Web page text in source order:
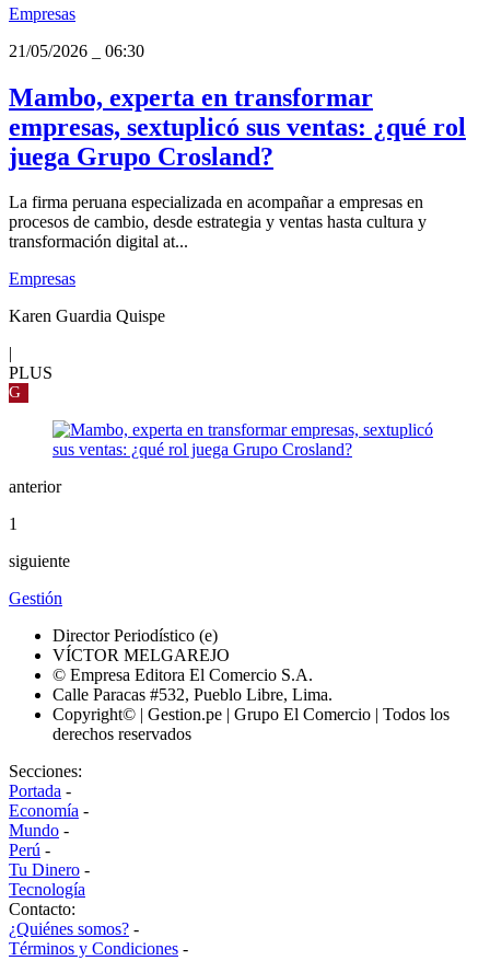
Empresas
21/05/2026
06:30
Mambo, experta en transformar
empresas, sextuplicó sus ventas: ¿qué rol
juega Grupo Crosland?
La firma peruana especializada en acompañar a empresas en
procesos de cambio, desde estrategia y ventas hasta cultura y
transformación digital at...
Empresas
Karen Guardia Quispe
PLUS
G
anterior
1
siguiente
Gestión
Director Periodístico (e)
VÍCTOR MELGAREJO
© Empresa Editora El Comercio S.A.
Calle Paracas #532, Pueblo Libre, Lima.
Copyright© | Gestion.pe | Grupo El Comercio | Todos los
derechos reservados
Secciones:
Portada -
Economía -
Mundo -
Perú -
Tu Dinero -
Tecnología
Contacto:
¿Quiénes somos? -
Términos y Condiciones -